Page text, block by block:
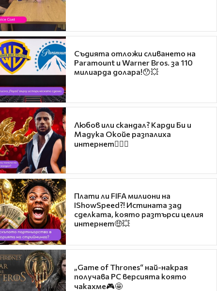
Съдията отложи сливането на
Paramount и Warner Bros. за 110
милиарда долара!😯💥
Любов или скандал? Карди Би и
Мадука Окойе разпалиха
интернет❤️‍🔥🔥
Плати ли FIFA милиони на
IShowSpeed?! Истината зад
сделката, която разтърси целия
интернет🤑💥
„Game of Thrones“ най-накрая
получава PC версията която
чакахме🎮🤩